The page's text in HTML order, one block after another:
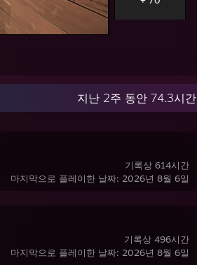
지난 2주 동안 74.3시간
기록상 614시간
마지막으로 플레이한 날짜: 2026년 8월 6일
기록상 496시간
마지막으로 플레이한 날짜: 2026년 8월 6일